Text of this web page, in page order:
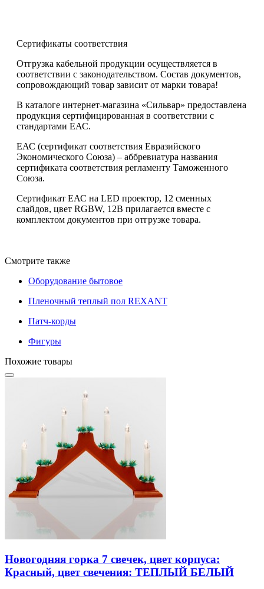
Сертификаты соответствия
Отгрузка кабельной продукции осуществляется в
соответствии с законодательством. Состав документов,
сопровождающий товар зависит от марки товара!
В каталоге интернет-магазина «Сильвар» предоставлена
продукция сертифицированная в соответствии с
стандартами ЕАС.
ЕАС (сертификат соответствия Евразийского
Экономического Союза) – аббревиатура названия
сертификата соответствия регламенту Таможенного
Союза.
Сертификат ЕАС на LED проектор, 12 сменных
слайдов, цвет RGBW, 12В прилагается вместе с
комплектом документов при отгрузке товара.
Смотрите также
Оборудование бытовое
Пленочный теплый пол REXANT
Патч-корды
Фигуры
Похожие товары
Новогодняя горка 7 свечек, цвет корпуса:
Красный, цвет свечения: ТЕПЛЫЙ БЕЛЫЙ